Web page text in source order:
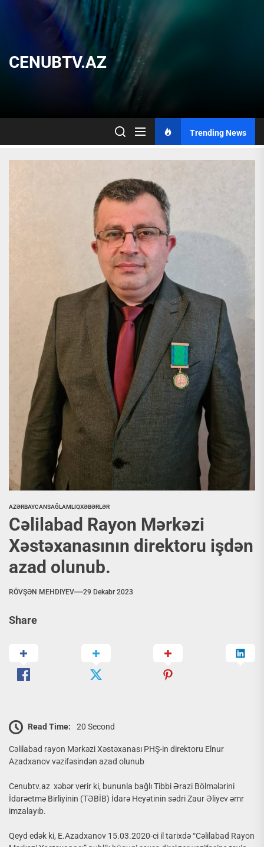
CENUBTV.AZ
Trending News
AZƏRBAYCANSAĞLAMLIQXƏBƏRLƏR
Cəlilabad Rayon Mərkəzi
Xəstəxanasının direktoru işdən
azad olunub.
RÖVŞƏN MEHDIYEV 29 Dekabr 2023
Share
Read Time: 20 Second
Cəlilabad rayon Mərkəzi Xəstəxanası PHŞ-in direktoru Elnur
Azadxanov vəzifəsindən azad olunub
Cenubtv.az xəbər verir ki, bununla bağlı Tibbi Ərazi Bölmələrini
İdarəetmə Birliyinin (TƏBİB) İdarə Heyətinin sədri Zaur Əliyev əmr
imzalayıb.
Qeyd edək ki, E.Azadxanov 15.03.2020-ci il tarixdə “Cəlilabad Rayon